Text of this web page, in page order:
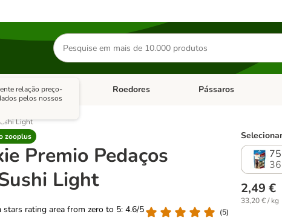
Pesquisar
produtos
menu de categoria: Dieta Vet.
Antiparasitários Abrir menu de categoria: Antiparasitários
Roedores Abrir menu de
Pássaros
Light
zooplus
relação preço-
pelos nossos
Premio Pedaços
Light
stars rating area from zero to 5: 4.6/5
(5)
2,49 €
33,20 € / kg